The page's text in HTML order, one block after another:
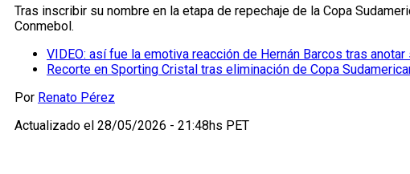
Tras inscribir su nombre en la etapa de repechaje de la Copa
Conmebol.
VIDEO: así fue la emotiva reacción de Hernán Barcos tras
Recorte en Sporting Cristal tras eliminación de Copa
Por Renato Pérez
Actualizado el 28/05/2026 - 21:48hs PET